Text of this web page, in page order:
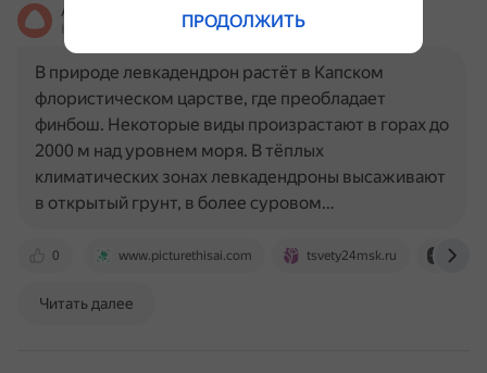
Алиса
На основе источников, возможны неточности
0 www.picturethisai.com tsvety24msk.ru
В природе левкадендрон растёт в Капском
флористическом царстве, где преобладает
финбош. Некоторые виды произрастают в горах до
2000 м над уровнем моря. В тёплых
климатических зонах левкадендроны высаживают
в открытый грунт, в более суровом…
Читать далее
ПРОДОЛЖИТЬ